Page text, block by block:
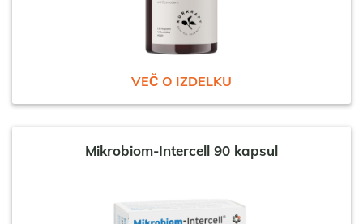
VEČ O IZDELKU
Mikrobiom-Intercell 90 kapsul